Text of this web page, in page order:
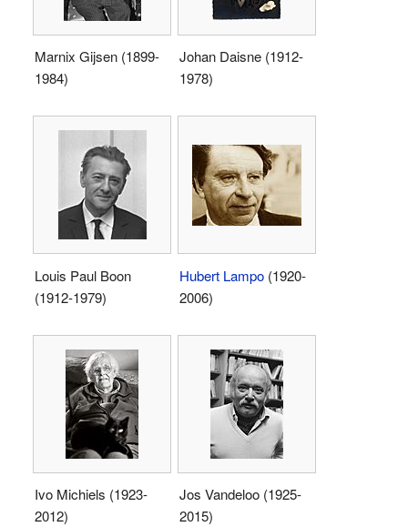
Marnix Gijsen (1899-
1984)
Johan Daisne (1912-
1978)
Louis Paul Boon
(1912-1979)
Hubert Lampo (1920-
2006)
Ivo Michiels (1923-
2012)
Jos Vandeloo (1925-
2015)